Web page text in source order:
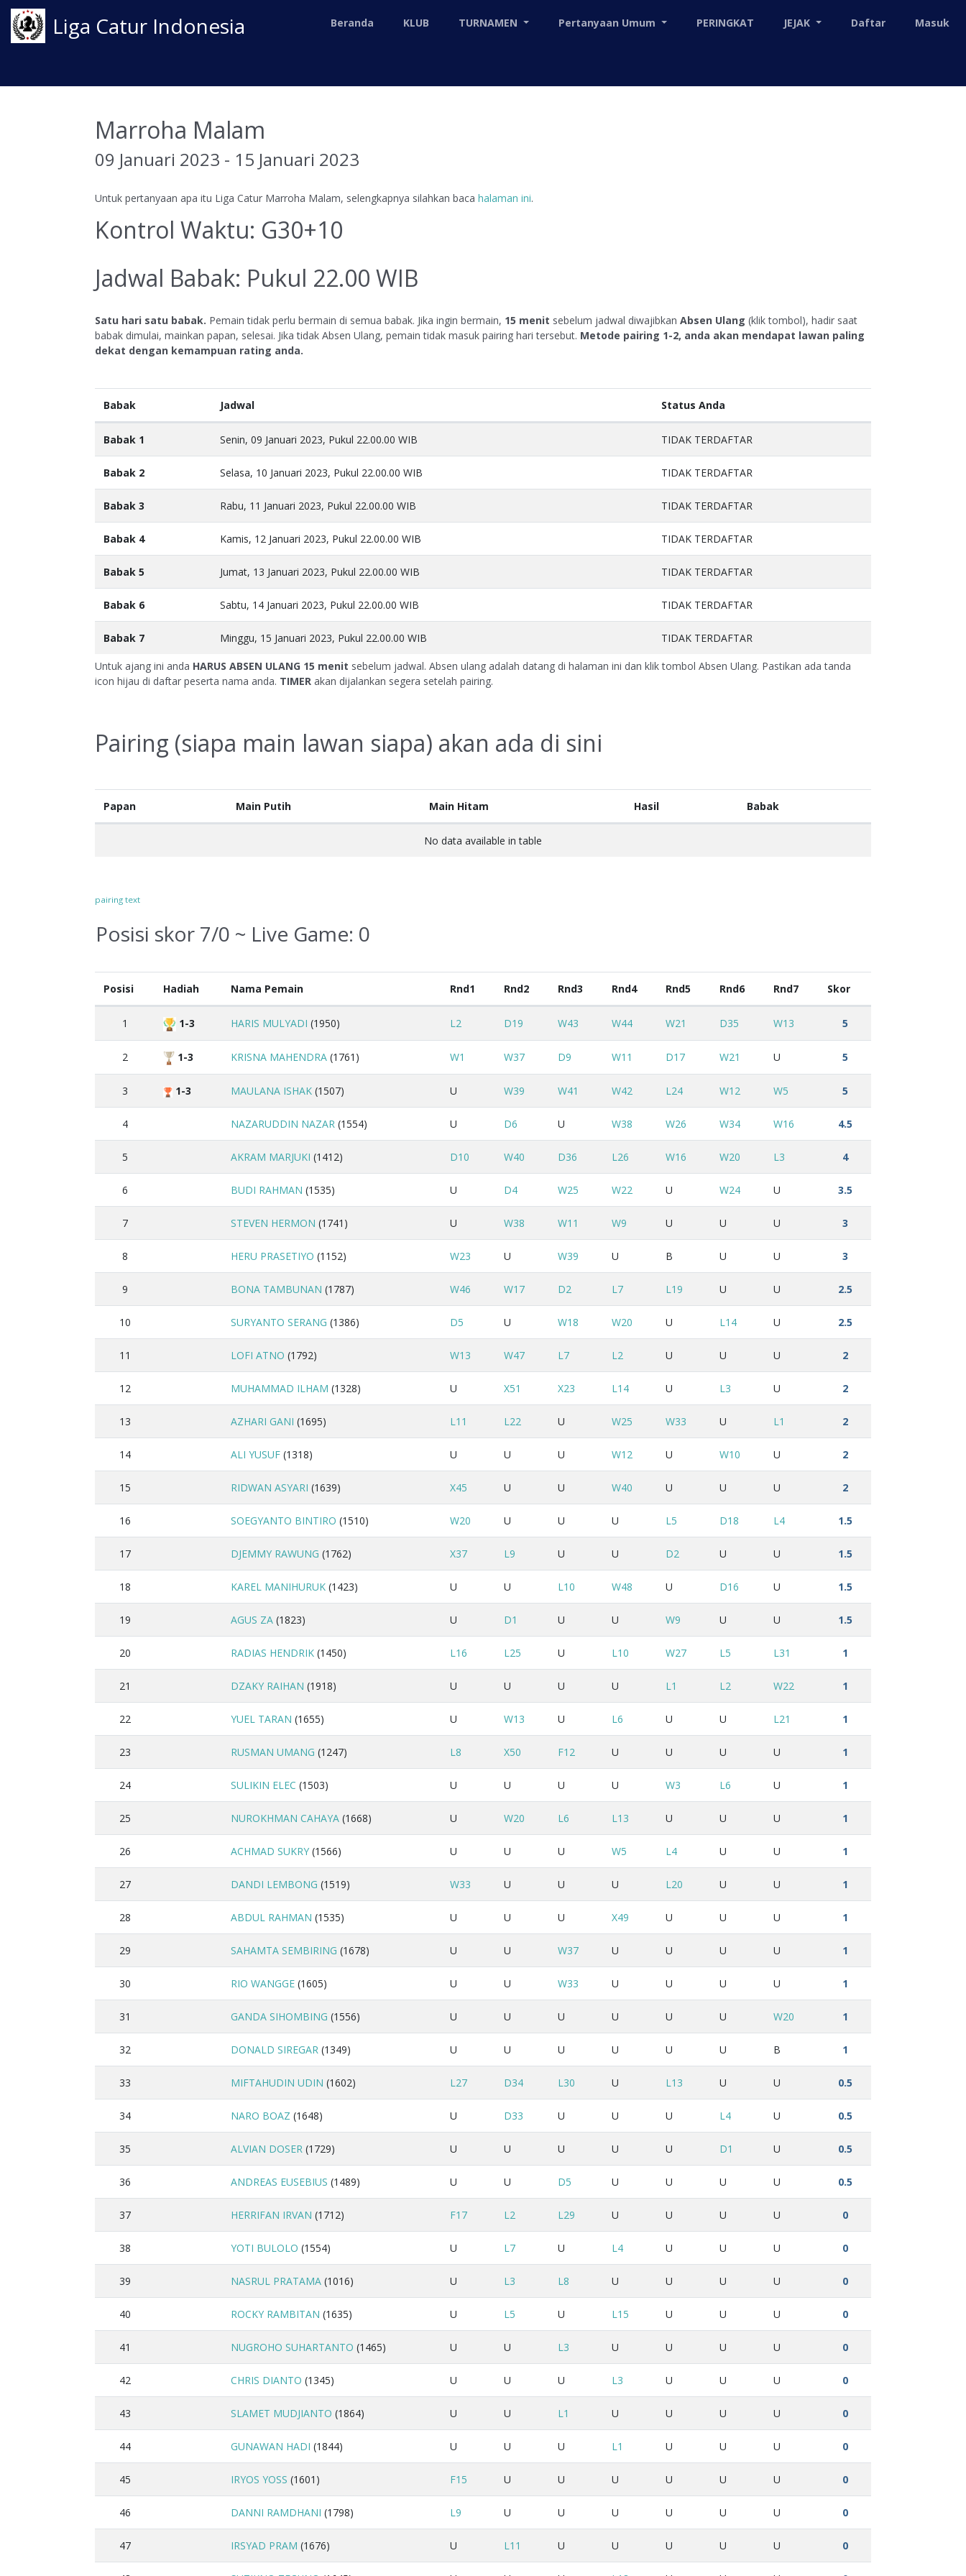
Liga Catur Indonesia Beranda KLUB TURNAMEN Pertanyaan Umum PERINGKAT JEJAK Daftar Masuk
Marroha Malam
09 Januari 2023 - 15 Januari 2023
Untuk pertanyaan apa itu Liga Catur Marroha Malam, selengkapnya silahkan baca halaman ini.
Kontrol Waktu: G30+10
Jadwal Babak: Pukul 22.00 WIB
Satu hari satu babak. Pemain tidak perlu bermain di semua babak. Jika ingin bermain, 15 menit sebelum jadwal diwajibkan Absen Ulang (klik tombol), hadir saat
babak dimulai, mainkan papan, selesai. Jika tidak Absen Ulang, pemain tidak masuk pairing hari tersebut. Metode pairing 1-2, anda akan mendapat lawan paling
dekat dengan kemampuan rating anda.
Babak Jadwal Status Anda
Babak 1 Senin, 09 Januari 2023, Pukul 22.00.00 WIB TIDAK TERDAFTAR
Babak 2 Selasa, 10 Januari 2023, Pukul 22.00.00 WIB TIDAK TERDAFTAR
Babak 3 Rabu, 11 Januari 2023, Pukul 22.00.00 WIB TIDAK TERDAFTAR
Babak 4 Kamis, 12 Januari 2023, Pukul 22.00.00 WIB TIDAK TERDAFTAR
Babak 5 Jumat, 13 Januari 2023, Pukul 22.00.00 WIB TIDAK TERDAFTAR
Babak 6 Sabtu, 14 Januari 2023, Pukul 22.00.00 WIB TIDAK TERDAFTAR
Babak 7 Minggu, 15 Januari 2023, Pukul 22.00.00 WIB TIDAK TERDAFTAR
Untuk ajang ini anda HARUS ABSEN ULANG 15 menit sebelum jadwal. Absen ulang adalah datang di halaman ini dan klik tombol Absen Ulang. Pastikan ada tanda
icon hijau di daftar peserta nama anda. TIMER akan dijalankan segera setelah pairing.
Pairing (siapa main lawan siapa) akan ada di sini
Papan Main Putih Main Hitam Hasil Babak
No data available in table
pairing text
Posisi skor 7/0 ~ Live Game: 0
Posisi Hadiah Nama Pemain Rnd1 Rnd2 Rnd3 Rnd4 Rnd5 Rnd6 Rnd7 Skor
1 1-3 HARIS MULYADI (1950) L2 D19 W43 W44 W21 D35 W13 5
2 1-3 KRISNA MAHENDRA (1761) W1 W37 D9 W11 D17 W21 U 5
3 1-3 MAULANA ISHAK (1507) U W39 W41 W42 L24 W12 W5 5
4 NAZARUDDIN NAZAR (1554) U D6 U W38 W26 W34 W16 4.5
5 AKRAM MARJUKI (1412) D10 W40 D36 L26 W16 W20 L3 4
6 BUDI RAHMAN (1535) U D4 W25 W22 U W24 U 3.5
7 STEVEN HERMON (1741) U W38 W11 W9 U U U 3
8 HERU PRASETIYO (1152) W23 U W39 U B U U 3
9 BONA TAMBUNAN (1787) W46 W17 D2 L7 L19 U U 2.5
10 SURYANTO SERANG (1386) D5 U W18 W20 U L14 U 2.5
11 LOFI ATNO (1792) W13 W47 L7 L2 U U U 2
12 MUHAMMAD ILHAM (1328) U X51 X23 L14 U L3 U 2
13 AZHARI GANI (1695) L11 L22 U W25 W33 U L1 2
14 ALI YUSUF (1318) U U U W12 U W10 U 2
15 RIDWAN ASYARI (1639) X45 U U W40 U U U 2
16 SOEGYANTO BINTIRO (1510) W20 U U U L5 D18 L4 1.5
17 DJEMMY RAWUNG (1762) X37 L9 U U D2 U U 1.5
18 KAREL MANIHURUK (1423) U U L10 W48 U D16 U 1.5
19 AGUS ZA (1823) U D1 U U W9 U U 1.5
20 RADIAS HENDRIK (1450) L16 L25 U L10 W27 L5 L31 1
21 DZAKY RAIHAN (1918) U U U U L1 L2 W22 1
22 YUEL TARAN (1655) U W13 U L6 U U L21 1
23 RUSMAN UMANG (1247) L8 X50 F12 U U U U 1
24 SULIKIN ELEC (1503) U U U U W3 L6 U 1
25 NUROKHMAN CAHAYA (1668) U W20 L6 L13 U U U 1
26 ACHMAD SUKRY (1566) U U U W5 L4 U U 1
27 DANDI LEMBONG (1519) W33 U U U L20 U U 1
28 ABDUL RAHMAN (1535) U U U X49 U U U 1
29 SAHAMTA SEMBIRING (1678) U U W37 U U U U 1
30 RIO WANGGE (1605) U U W33 U U U U 1
31 GANDA SIHOMBING (1556) U U U U U U W20 1
32 DONALD SIREGAR (1349) U U U U U U B 1
33 MIFTAHUDIN UDIN (1602) L27 D34 L30 U L13 U U 0.5
34 NARO BOAZ (1648) U D33 U U U L4 U 0.5
35 ALVIAN DOSER (1729) U U U U U D1 U 0.5
36 ANDREAS EUSEBIUS (1489) U U D5 U U U U 0.5
37 HERRIFAN IRVAN (1712) F17 L2 L29 U U U U 0
38 YOTI BULOLO (1554) U L7 U L4 U U U 0
39 NASRUL PRATAMA (1016) U L3 L8 U U U U 0
40 ROCKY RAMBITAN (1635) U L5 U L15 U U U 0
41 NUGROHO SUHARTANTO (1465) U U L3 U U U U 0
42 CHRIS DIANTO (1345) U U U L3 U U U 0
43 SLAMET MUDJIANTO (1864) U U L1 U U U U 0
44 GUNAWAN HADI (1844) U U U L1 U U U 0
45 IRYOS YOSS (1601) F15 U U U U U U 0
46 DANNI RAMDHANI (1798) L9 U U U U U U 0
47 IRSYAD PRAM (1676) U L11 U U U U U 0